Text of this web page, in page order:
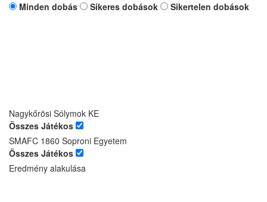
Minden dobás
Sikeres dobások Sikertelen dobások
Nagykőrösi Sólymok KE
Összes Játékos
SMAFC 1860 Soproni Egyetem
Összes Játékos
Eredmény alakulása